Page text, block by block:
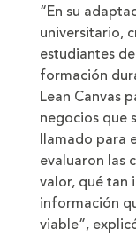
“En su
universitario,
estudiantes
formación
Lean Canvas
negocios que
llamado para
evaluaron las
valor, qué tan
información
viable”,